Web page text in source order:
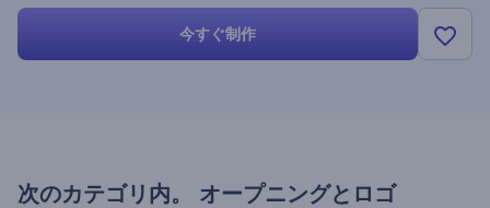
今すぐ制作
次のカテゴリ内。 オープニングとロゴ